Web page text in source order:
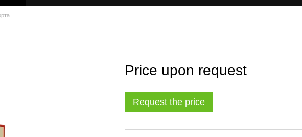
Price upon request
Request the price